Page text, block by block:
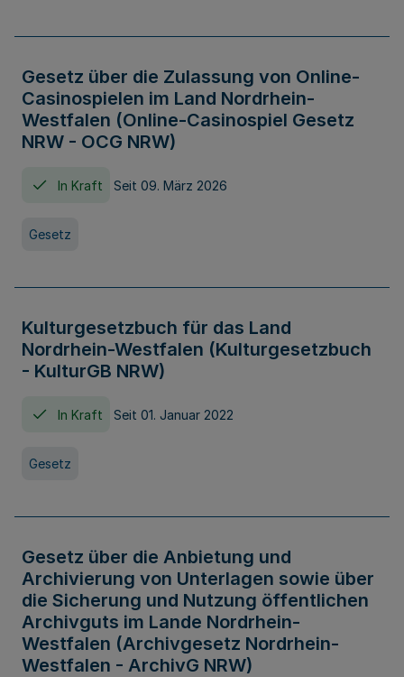
Gesetz über die Zulassung von Online-
Casinospielen im Land Nordrhein-
Westfalen (Online-Casinospiel Gesetz
NRW - OCG NRW)
In Kraft Seit 09. März 2026
Gesetz
Kulturgesetzbuch für das Land
Nordrhein-Westfalen (Kulturgesetzbuch
- KulturGB NRW)
In Kraft Seit 01. Januar 2022
Gesetz
Gesetz über die Anbietung und
Archivierung von Unterlagen sowie über
die Sicherung und Nutzung öffentlichen
Archivguts im Lande Nordrhein-
Westfalen (Archivgesetz Nordrhein-
Westfalen - ArchivG NRW)